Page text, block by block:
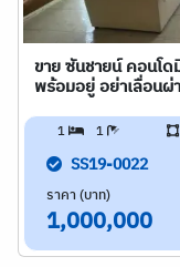
ขาย ซันชายน์ คอนโ
พร้อมอยู่ อย่าเลื่อนผ่
1 1
SS19-0022
ราคา (บาท)
1,000,000